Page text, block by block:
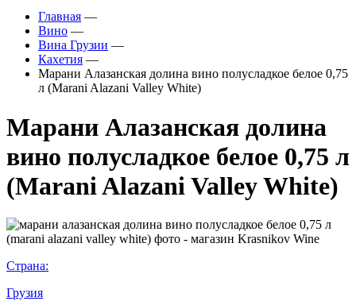
Главная —
Вино —
Вина Грузии —
Кахетия —
Марани Алазанская долина вино полусладкое белое 0,75
л (Marani Alazani Valley White)
Марани Алазанская долина
вино полусладкое белое 0,75 л
(Marani Alazani Valley White)
Страна:
Грузия